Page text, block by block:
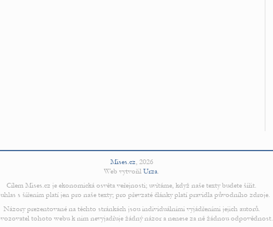
Mises.cz, 2026
Web vytvořil Urza.
Cílem Mises.cz je ekonomická osvěta veřejnosti; uvítáme, když naše texty budete šířit.
s šířením platí jen pro naše texty; pro převzaté články platí pravidla původního zdroje.
Názory prezentované na těchto stránkách jsou individuálními vyjádřeními jejich autorů.
tohoto webu k nim nevyjadřuje žádný názor a nenese za ně žádnou odpovědnost.